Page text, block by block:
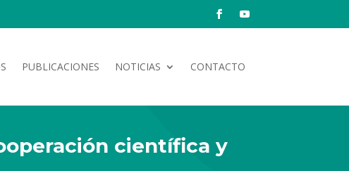
PUBLICACIONES NOTICIAS CONTACTO
científica y